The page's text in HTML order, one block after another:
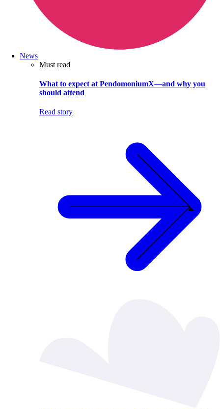
News
Must read
What to expect at PendomoniumX—and why you
should attend
Read story